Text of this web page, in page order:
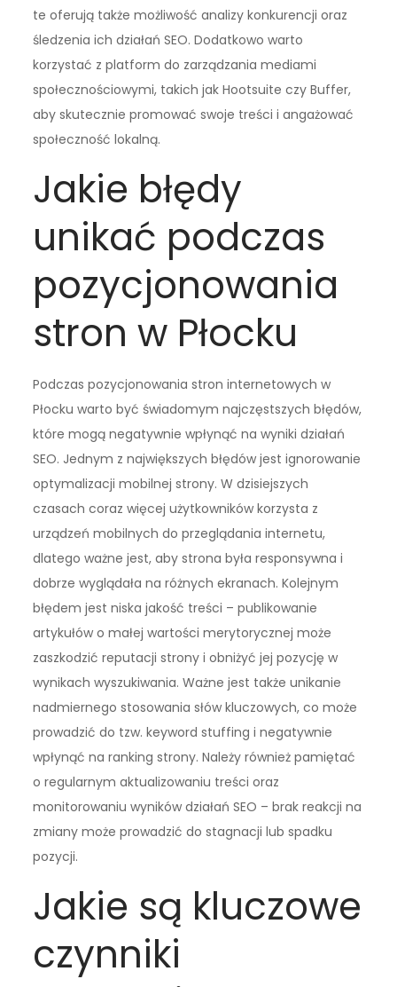
te oferują także możliwość analizy konkurencji oraz
śledzenia ich działań SEO. Dodatkowo warto
korzystać z platform do zarządzania mediami
społecznościowymi, takich jak Hootsuite czy Buffer,
aby skutecznie promować swoje treści i angażować
społeczność lokalną.
Jakie błędy
unikać podczas
pozycjonowania
stron w Płocku
Podczas pozycjonowania stron internetowych w
Płocku warto być świadomym najczęstszych błędów,
które mogą negatywnie wpłynąć na wyniki działań
SEO. Jednym z największych błędów jest ignorowanie
optymalizacji mobilnej strony. W dzisiejszych
czasach coraz więcej użytkowników korzysta z
urządzeń mobilnych do przeglądania internetu,
dlatego ważne jest, aby strona była responsywna i
dobrze wyglądała na różnych ekranach. Kolejnym
błędem jest niska jakość treści – publikowanie
artykułów o małej wartości merytorycznej może
zaszkodzić reputacji strony i obniżyć jej pozycję w
wynikach wyszukiwania. Ważne jest także unikanie
nadmiernego stosowania słów kluczowych, co może
prowadzić do tzw. keyword stuffing i negatywnie
wpłynąć na ranking strony. Należy również pamiętać
o regularnym aktualizowaniu treści oraz
monitorowaniu wyników działań SEO – brak reakcji na
zmiany może prowadzić do stagnacji lub spadku
pozycji.
Jakie są kluczowe
czynniki